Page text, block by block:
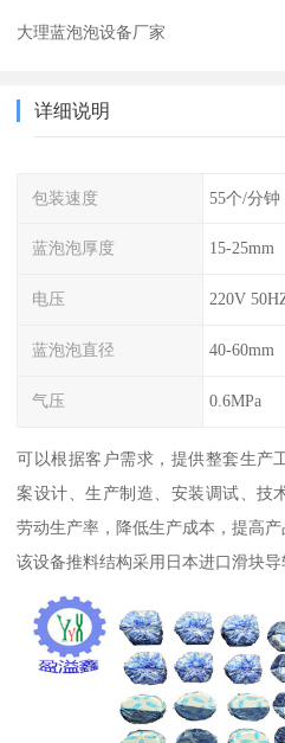
大理蓝泡泡设备厂家
详细说明
包装速度 55个/分钟
蓝泡泡厚度 15-25mm
电压 220V
蓝泡泡直径 40-60mm
气压 0.6MPa
可以根据客户需求，提供整套生产
案设计、生产制造、安装调试、技
劳动生产率，降低生产成本，提高产
该设备推料结构采用日本进口滑块导